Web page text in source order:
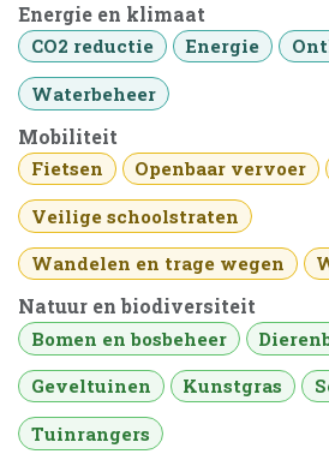
Energie en klimaat
CO2 reductie Energie
Waterbeheer
Mobiliteit
Fietsen Openbaar vervoer
Veilige schoolstraten
Wandelen en trage wegen
Natuur en biodiversiteit
Bomen en bosbeheer
Geveltuinen
Kunstgras
Tuinrangers